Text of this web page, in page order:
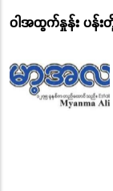
ဝါအထွက်နှုန်း ပန်း